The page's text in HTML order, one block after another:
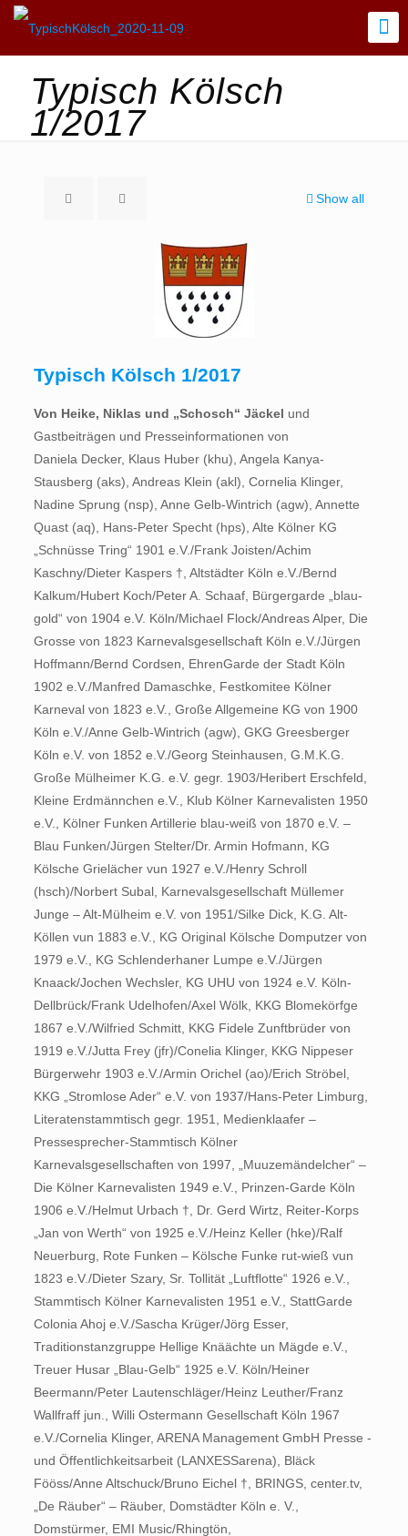
Typisch Kölsch
1/2017
Show all
Typisch Kölsch 1/2017
Von Heike, Niklas und „Schosch“ Jäckel und
Gastbeiträgen und Presseinformationen von
Daniela Decker, Klaus Huber (khu), Angela Kanya-
Stausberg (aks), Andreas Klein (akl), Cornelia Klinger,
Nadine Sprung (nsp), Anne Gelb-Wintrich (agw), Annette
Quast (aq), Hans-Peter Specht (hps), Alte Kölner KG
„Schnüsse Tring“ 1901 e.V./Frank Joisten/Achim
Kaschny/Dieter Kaspers †, Altstädter Köln e.V./Bernd
Kalkum/Hubert Koch/Peter A. Schaaf, Bürgergarde „blau-
gold“ von 1904 e.V. Köln/Michael Flock/Andreas Alper, Die
Grosse von 1823 Karnevalsgesellschaft Köln e.V./Jürgen
Hoffmann/Bernd Cordsen, EhrenGarde der Stadt Köln
1902 e.V./Manfred Damaschke, Festkomitee Kölner
Karneval von 1823 e.V., Große Allgemeine KG von 1900
Köln e.V./Anne Gelb-Wintrich (agw), GKG Greesberger
Köln e.V. von 1852 e.V./Georg Steinhausen, G.M.K.G.
Große Mülheimer K.G. e.V. gegr. 1903/Heribert Erschfeld,
Kleine Erdmännchen e.V., Klub Kölner Karnevalisten 1950
e.V., Kölner Funken Artillerie blau-weiß von 1870 e.V. –
Blau Funken/Jürgen Stelter/Dr. Armin Hofmann, KG
Kölsche Grielächer vun 1927 e.V./Henry Schroll
(hsch)/Norbert Subal, Karnevalsgesellschaft Müllemer
Junge – Alt-Mülheim e.V. von 1951/Silke Dick, K.G. Alt-
Köllen vun 1883 e.V., KG Original Kölsche Domputzer von
1979 e.V., KG Schlenderhaner Lumpe e.V./Jürgen
Knaack/Jochen Wechsler, KG UHU von 1924 e.V. Köln-
Dellbrück/Frank Udelhofen/Axel Wölk, KKG Blomekörfge
1867 e.V./Wilfried Schmitt, KKG Fidele Zunftbrüder von
1919 e.V./Jutta Frey (jfr)/Conelia Klinger, KKG Nippeser
Bürgerwehr 1903 e.V./Armin Orichel (ao)/Erich Ströbel,
KKG „Stromlose Ader“ e.V. von 1937/Hans-Peter Limburg,
Literatenstammtisch gegr. 1951, Medienklaafer –
Pressesprecher-Stammtisch Kölner
Karnevalsgesellschaften von 1997, „Muuzemändelcher“ –
Die Kölner Karnevalisten 1949 e.V., Prinzen-Garde Köln
1906 e.V./Helmut Urbach †, Dr. Gerd Wirtz, Reiter-Korps
„Jan von Werth“ von 1925 e.V./Heinz Keller (hke)/Ralf
Neuerburg, Rote Funken – Kölsche Funke rut-wieß vun
1823 e.V./Dieter Szary, Sr. Tollität „Luftflotte“ 1926 e.V.,
Stammtisch Kölner Karnevalisten 1951 e.V., StattGarde
Colonia Ahoj e.V./Sascha Krüger/Jörg Esser,
Traditionstanzgruppe Hellige Knäächte un Mägde e.V.,
Treuer Husar „Blau-Gelb“ 1925 e.V. Köln/Heiner
Beermann/Peter Lautenschläger/Heinz Leuther/Franz
Wallfraff jun., Willi Ostermann Gesellschaft Köln 1967
e.V./Cornelia Klinger, ARENA Management GmbH Presse -
und Öffentlichkeitsarbeit (LANXESSarena), Bläck
Fööss/Anne Altschuck/Bruno Eichel †, BRINGS, center.tv,
„De Räuber“ – Räuber, Domstädter Köln e. V.,
Domstürmer, EMI Music/Rhingtön,